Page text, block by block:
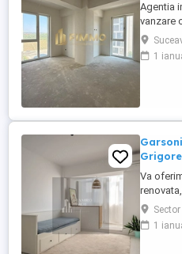
Agentia
vanzare
intr-un
ideala
1
Va
de statia
1987
1